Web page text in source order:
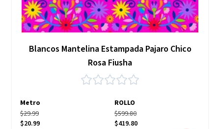
Blancos Mantelina Estampada Pajaro Chico
Rosa Fiusha
Metro
ROLLO
$29.99
$20.99
$599.80
$419.80